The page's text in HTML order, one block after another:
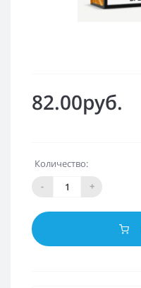
82.00руб.
Количество:
-
+